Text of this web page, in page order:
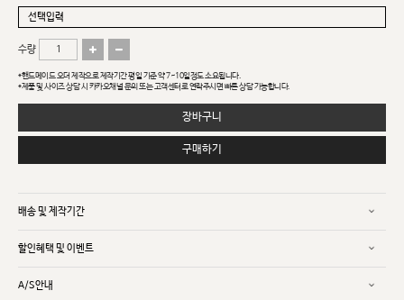
수량
*핸드메이드 오더 제작으로 제작기간 평일 기준 약 7~10일정도 소요됩니다.
*제품 및 사이즈 상담 시 카카오채널 문의 또는 고객센터로 연락주시면 빠른 상담 가능합니다.
장바구니
구매하기
배송 및 제작기간
할인혜택 및 이벤트
A/S안내